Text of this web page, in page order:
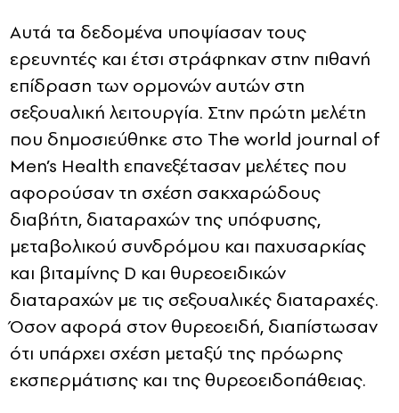
Αυτά τα δεδομένα υποψίασαν τους
ερευνητές και έτσι στράφηκαν στην πιθανή
επίδραση των ορμονών αυτών στη
σεξουαλική λειτουργία. Στην πρώτη μελέτη
που δημοσιεύθηκε στο The world journal of
Men’s Health επανεξέτασαν μελέτες που
αφορούσαν τη σχέση σακχαρώδους
διαβήτη, διαταραχών της υπόφυσης,
μεταβολικού συνδρόμου και παχυσαρκίας
και βιταμίνης D και θυρεοειδικών
διαταραχών με τις σεξουαλικές διαταραχές.
Όσον αφορά στον θυρεοειδή, διαπίστωσαν
ότι υπάρχει σχέση μεταξύ της πρόωρης
εκσπερμάτισης και της θυρεοειδοπάθειας.